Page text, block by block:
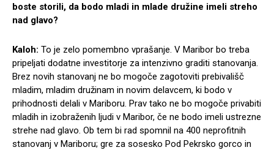
boste storili, da bodo mladi in mlade družine imeli streho
nad glavo?
Kaloh: To je zelo pomembno vprašanje. V Maribor bo treba
pripeljati dodatne investitorje za intenzivno graditi stanovanja.
Brez novih stanovanj ne bo mogoče zagotoviti prebivališč
mladim, mladim družinam in novim delavcem, ki bodo v
prihodnosti delali v Mariboru. Prav tako ne bo mogoče privabiti
mladih in izobraženih ljudi v Maribor, če ne bodo imeli ustrezne
strehe nad glavo. Ob tem bi rad spomnil na 400 neprofitnih
stanovanj v Mariboru; gre za sosesko Pod Pekrsko gorco in